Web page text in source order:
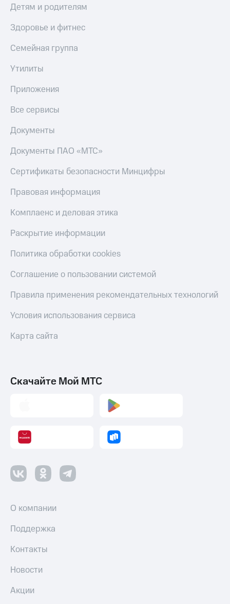
Детям и родителям
Здоровье и фитнес
Семейная группа
Утилиты
Приложения
Все сервисы
Документы
Документы ПАО «МТС»
Сертификаты безопасности Минцифры
Правовая информация
Комплаенс и деловая этика
Раскрытие информации
Политика обработки cookies
Соглашение о пользовании системой
Правила применения рекомендательных технологий
Условия использования сервиса
Карта сайта
Скачайте Мой МТС
О компании
Поддержка
Контакты
Новости
Акции